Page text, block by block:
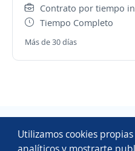
Utilizamos cookies
Contrato por tiempo
Tiempo Completo
Más de 30 días